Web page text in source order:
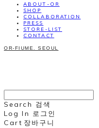
ABOUT-OR
SHOP
COLLABORATION
PRESS
STORE-LIST
CONTACT
OR-FIUME. SEOUL
Search 검색
Log In 로그인
Cart 장바구니